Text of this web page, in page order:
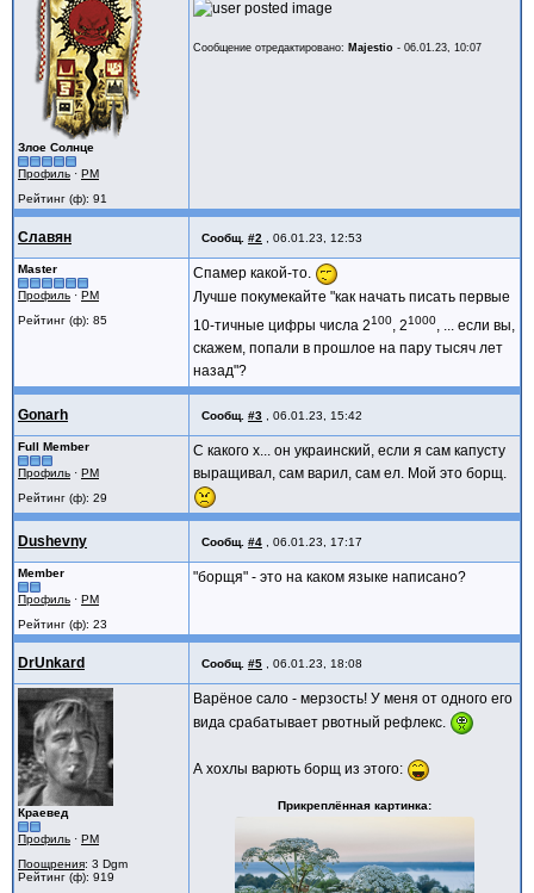
Злое Солнце
Профиль · PM
Рейтинг (ф): 91
Сообщение отредактировано: Majestio - 06.01.23, 10:07
Славян Сообщ. #2 06.01.23, 12:53
Master
Профиль · PM
Рейтинг (ф): 85
Спамер какой-то.
Лучше покумекайте "как начать писать первые
10-тичные цифры числа 2100, 21000, ... если вы,
скажем, попали в прошлое на пару тысяч лет
назад"?
Gonarh Сообщ. #3 06.01.23, 15:42
Full Member
Профиль · PM
Рейтинг (ф): 29
С какого х... он украинский, если я сам капусту
выращивал, сам варил, сам ел. Мой это борщ.
Dushevny Сообщ. #4 06.01.23, 17:17
Member
Профиль · PM
Рейтинг (ф): 23
"борщя" - это на каком языке написано?
DrUnkard Сообщ. #5 06.01.23, 18:08
Краевед
Профиль · PM
Поощрения: 3 Dgm
Рейтинг (ф): 919
Варёное сало - мерзость! У меня от одного его
вида срабатывает рвотный рефлекс.
А хохлы варють борщ из этого:
Прикреплённая картинка